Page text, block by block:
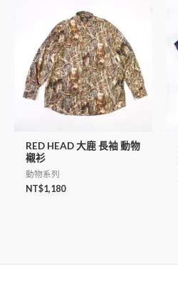
RED HEAD 大鹿 長袖 動物
襯衫
動物系列
NT$1,180